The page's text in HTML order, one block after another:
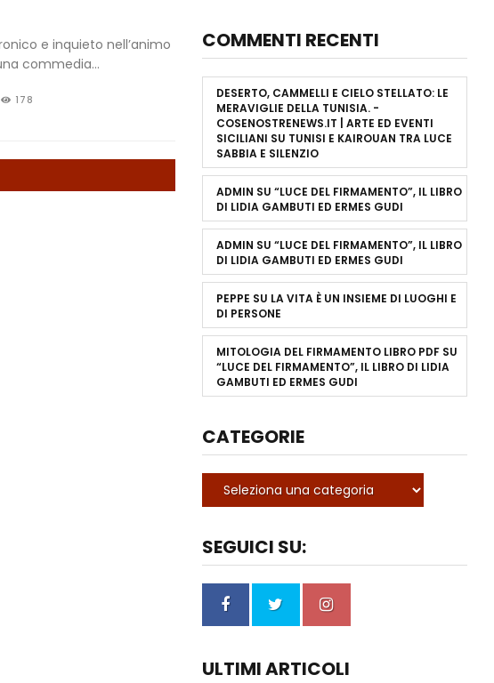
e inquieto nell’animo
commedia...
178
COMMENTI RECENTI
DESERTO, CAMMELLI E CIELO STELLATO: LE
MERAVIGLIE DELLA TUNISIA. -
COSENOSTRENEWS.IT | ARTE ED EVENTI
SICILIANI SU TUNISI E KAIROUAN TRA LUCE
SABBIA E SILENZIO
ADMIN SU “LUCE DEL FIRMAMENTO”, IL LIBRO
DI LIDIA GAMBUTI ED ERMES GUDI
ADMIN SU “LUCE DEL FIRMAMENTO”, IL LIBRO
DI LIDIA GAMBUTI ED ERMES GUDI
PEPPE SU LA VITA È UN INSIEME DI LUOGHI E
DI PERSONE
MITOLOGIA DEL FIRMAMENTO LIBRO PDFSU
“LUCE DEL FIRMAMENTO”, IL LIBRO DI LIDIA
GAMBUTI ED ERMES GUDI
CATEGORIE
SEGUICI SU:
ULTIMI ARTICOLI